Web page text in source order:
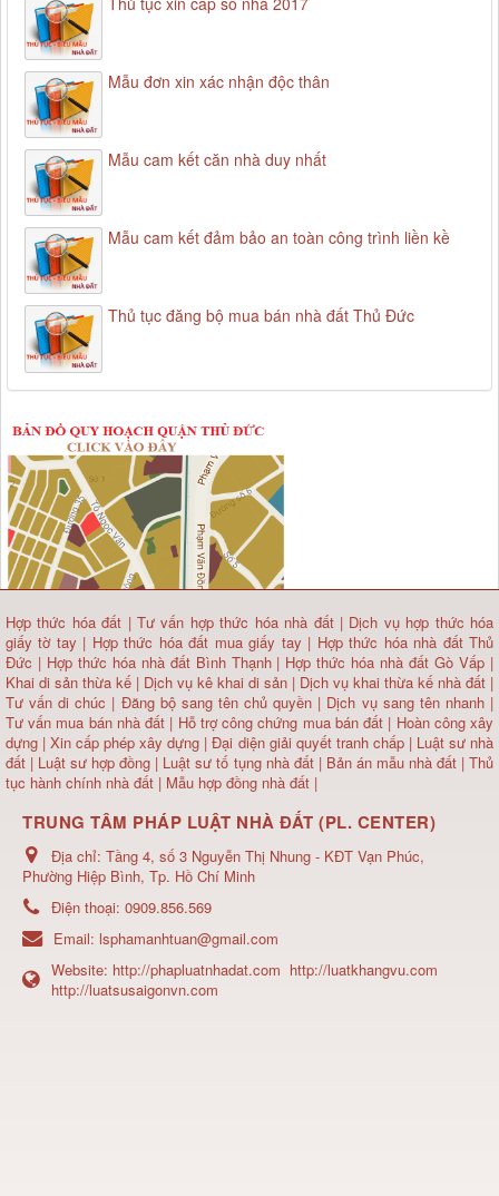
Mẫu đơn xin xác nhận độc thân
Mẫu cam kết căn nhà duy nhất
Mẫu cam kết đảm bảo an toàn công trình liền kề
Thủ tục đăng bộ mua bán nhà đất Thủ Đức
Hợp thức hóa đất |Tư vấn hợp thức hóa nhà đất| Dịch vụ hợp thức hóa
giấy tờ tay | Hợp thức hóa đất mua giấy tay | Hợp thức hóa nhà đất Thủ
Đức | Hợp thức hóa nhà đất Bình Thạnh | Hợp thức hóa nhà đất Gò Vấp |
Khai di sản thừa kế | Dịch vụ kê khai di sản | Dịch vụ khai thừa kế nhà đất |
Tư vấn di chúc | Đăng bộ sang tên chủ quyền | Dịch vụ sang tên nhanh |
Tư vấn mua bán nhà đất | Hỗ trợ công chứng mua bán đất | Hoàn công xây
dựng | Xin cấp phép xây dựng |Đại diện giải quyết tranh chấp | Luật sư nhà
đất | Luật sư hợp đồng | Luật sư tố tụng nhà đất | Bản án mẫu nhà đất|Thủ
tục hành chính nhà đất | Mẫu hợp đồng nhà đất |
TRUNG TÂM PHÁP LUẬT NHÀ ĐẤT (PL. CENTER)
Địa chỉ: Tầng 4, số 3 Nguyễn Thị Nhung - KĐT Vạn Phúc,
Phường Hiệp Bình, Tp. Hồ Chí Minh
Điện thoại: 0909.856.569
Email: lsphamanhtuan@gmail.com
Website: http://phapluatnhadat.com http://luatkhangvu.com
http://luatsusaigonvn.com